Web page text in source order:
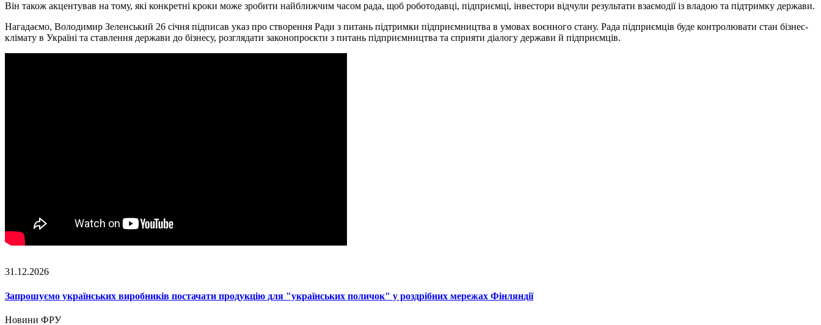
Він також акцентував на тому, які конкретні кроки може зробити найближчим часом рада, щоб роботодавці, підприємці, інвестори відчули результати взаємодії із владою та підтримку держави.
Нагадаємо, Володимир Зеленський 26 січня підписав указ про створення Ради з питань підтримки підприємництва в умовах воєнного стану. Рада підприємців буде контролювати стан бізнес-
клімату в Україні та ставлення держави до бізнесу, розглядати законопроєкти з питань підприємництва та сприяти діалогу держави й підприємців.
31.12.2026
Запрошуємо українських виробників постачати продукцію для "українських поличок" у роздрібних мережах Фінляндії
Новини ФРУ